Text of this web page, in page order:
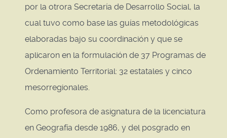
por la otrora Secretaría de Desarrollo Social, la
cual tuvo como base las guías metodológicas
elaboradas bajo su coordinación y que se
aplicaron en la formulación de 37 Programas de
Ordenamiento Territorial: 32 estatales y cinco
mesorregionales.
Como profesora de asignatura de la licenciatura
en Geografía desde 1986, y del posgrado en